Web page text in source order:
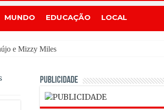
MUNDO EDUCAÇÃO LOCAL
PUBLICIDADE